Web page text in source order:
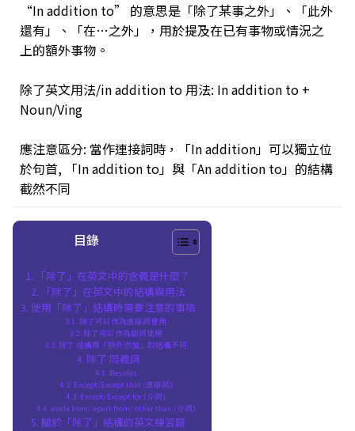
“In addition to” 的意思是「除了某事之外」、「此外
還有」、「在…之外」，用於提及在已有事物或情況之
上的額外事物。
除了英文用法/in addition to 用法: In addition to +
Noun/Ving
應注意區分: 當作連接詞時，「In addition」可以獨立位
於句首, 「In addition to」與「An addition to」的結構
截然不同
目錄
「除了」在英文中的含義是什麼？
「除了」在英文中的結構與用法
使用「除了」結構時需要注意的事項
除了可以作為連接詞使用
除了可以作為副詞使用
除了 結構與「額外添加」的結構不同
除了 同義詞
Besides
Except/Except that (連接詞)
Except/Except for (介詞)
aside from/ apart from/ other than (介詞)
關於「除了」結構的英文練習題